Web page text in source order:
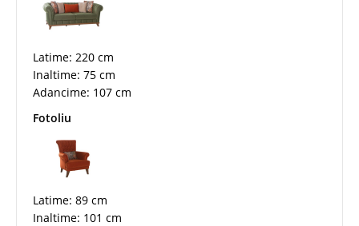
Latime: 220 cm
Inaltime: 75 cm
Adancime: 107 cm
Fotoliu
Latime: 89 cm
Inaltime: 101 cm